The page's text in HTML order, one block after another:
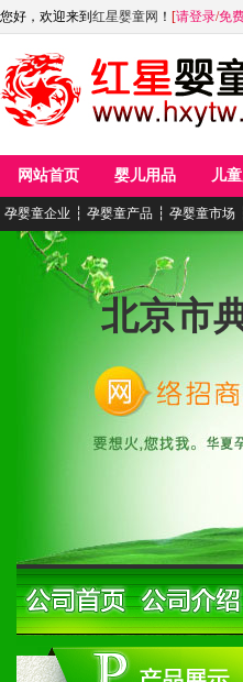
您好，欢迎来到 红星婴童网 ！ [请登录/免
网站首页 婴儿用品 儿
孕婴童企业 ┆ 孕婴童产品 ┆ 孕婴童市场
北京市